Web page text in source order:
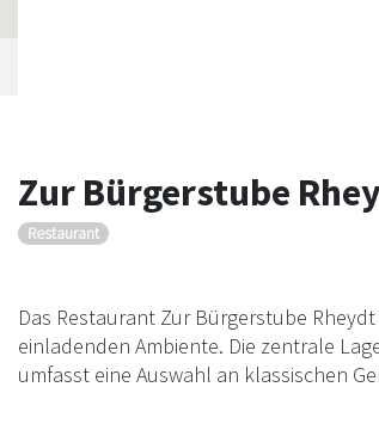
Zur Bürgerstube
Restaurant
Das Restaurant Zur Bürgerstube
einladenden Ambiente. Die zentrale
umfasst eine Auswahl an klassischen